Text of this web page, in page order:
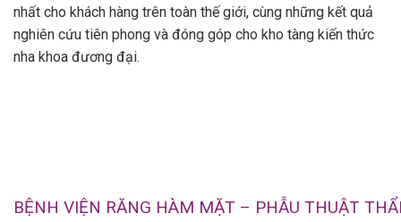
nhất cho khách hàng trên toàn thế giới, cùng những kết quả
nghiên cứu tiên phong và đóng góp cho kho tàng kiến thức
nha khoa đương đại.
BỆNH VIỆN RĂNG HÀM MẶT – PHẪU THUẬT